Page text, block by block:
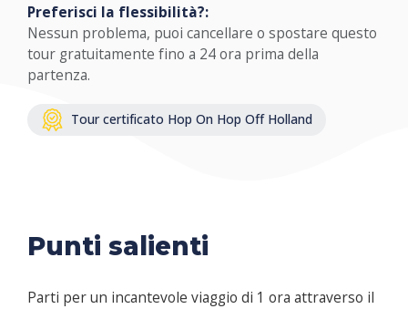
Preferisci la flessibilità?:
Nessun problema, puoi cancellare o spostare questo
tour gratuitamente fino a 24 ora prima della
partenza.
Tour certificato Hop On Hop Off Holland
Punti salienti
Parti per un incantevole viaggio di 1 ora attraverso il